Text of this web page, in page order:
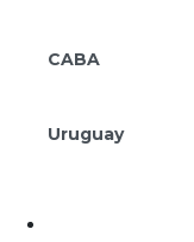
CABA
Uruguay